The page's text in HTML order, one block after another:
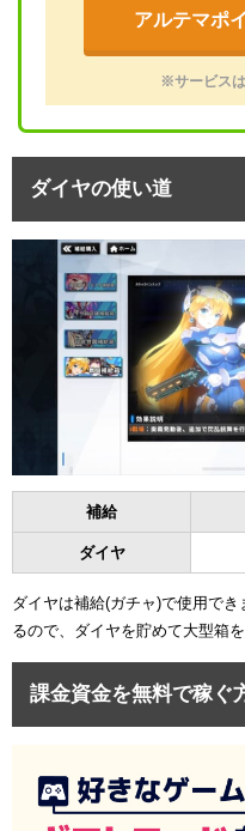
アルテマポ
※サービス
ダイヤの使い道
補給
ダイヤ
ダイヤは補給(ガチャ)で使用で
るので、ダイヤを貯めて大型箱
課金資金を無料で稼ぐ